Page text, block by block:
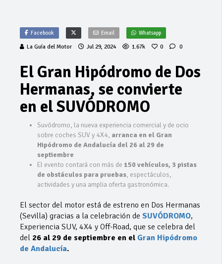
Facebook Email Whatsapp
La Guía del Motor Jul 29, 2024 1.67k 0 0
El Gran Hipódromo de Dos
Hermanas, se convierte
en el SUVÓDROMO
Suvódromo, la nueva experiencia comercial y de ocio
sobre coches SUV y 4X4, arranca en el Gran
Hipódromo de Andalucía del 26 al 29 de
septiembre
El evento contará con más de 150 vehículos, 3 pistas
de obstáculos para pruebas, espectáculos,
actividades y una amplia oferta gastronómica.
El sector del motor está de estreno en Dos Hermanas
(Sevilla) gracias a la celebración de SUVÓDROMO,
Experiencia SUV, 4X4 y Off-Road, que se celebra del
del 26 al 29 de septiembre en el Gran Hipódromo
de Andalucía.